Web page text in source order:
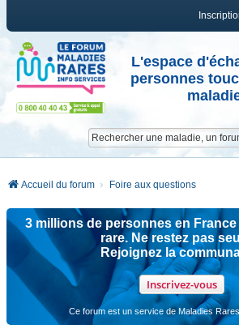
L'espace
personnes
Accueil du forum Foire aux questions
3 millions de personnes en
rare. Ne restez pas
Rejoignez la
Inscrivez-vous
Ce forum est un service de Maladies